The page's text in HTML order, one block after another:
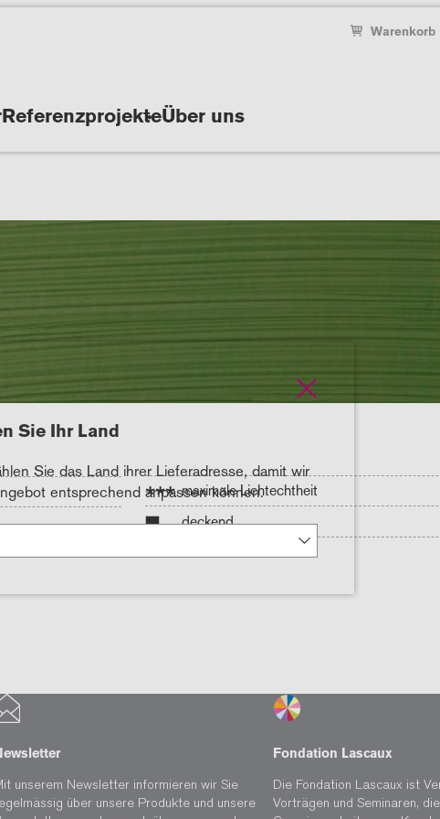
Warenkorb
ReferenzprojekteÜber uns
***maximale Lichtechtheit
deckend
unserem Newsletter informieren wir Sie
über unsere Produkte und unsere
Fondation Lascaux
Die Fondation Lascaux ist
Vorträgen und Seminaren,
Sie Ihr Land
Sie das Land ihrer Lieferadresse, damit wir
entsprechend anpassen können.